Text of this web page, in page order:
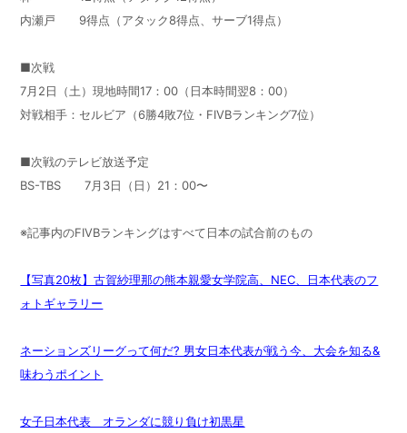
内瀬戸 9得点（アタック8得点、サーブ1得点）
■次戦
7月2日（土）現地時間17：00（日本時間翌8：00）
対戦相手：セルビア（6勝4敗7位・FIVBランキング7位）
■次戦のテレビ放送予定
BS-TBS 7月3日（日）21：00〜
※記事内のFIVBランキングはすべて日本の試合前のもの
【写真20枚】古賀紗理那の熊本親愛女学院高、NEC、日本代表のフ
ォトギャラリー
ネーションズリーグって何だ? 男女日本代表が戦う今、大会を知る&
味わうポイント
女子日本代表 オランダに競り負け初黒星